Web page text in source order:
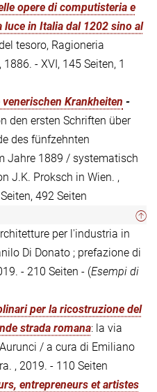
opere di computisteria e
luce in Italia dal 1202 sino al
tesoro, Ragioneria
- XVI, 145 Seiten, 1
Krankheiten -
den ersten Schriften über
des fünfzehnten
Jahre 1889 / systematisch
J.K. Proksch in Wien. ,
492 Seiten
per l'industria in
Di Donato ; prefazione di
- 210 Seiten - (Esempi di
per la ricostruzione del
strada romana: la via
/ a cura di Emiliano
, 2019. - 110 Seiten
entrepreneurs et artistes